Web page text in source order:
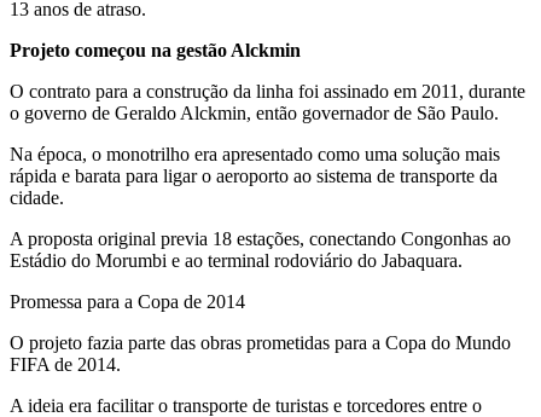
13 anos de atraso.
Projeto começou na gestão Alckmin
O contrato para a construção da linha foi assinado em 2011, durante
o governo de Geraldo Alckmin, então governador de São Paulo.
Na época, o monotrilho era apresentado como uma solução mais
rápida e barata para ligar o aeroporto ao sistema de transporte da
cidade.
A proposta original previa 18 estações, conectando Congonhas ao
Estádio do Morumbi e ao terminal rodoviário do Jabaquara.
Promessa para a Copa de 2014
O projeto fazia parte das obras prometidas para a Copa do Mundo
FIFA de 2014.
A ideia era facilitar o transporte de turistas e torcedores entre o